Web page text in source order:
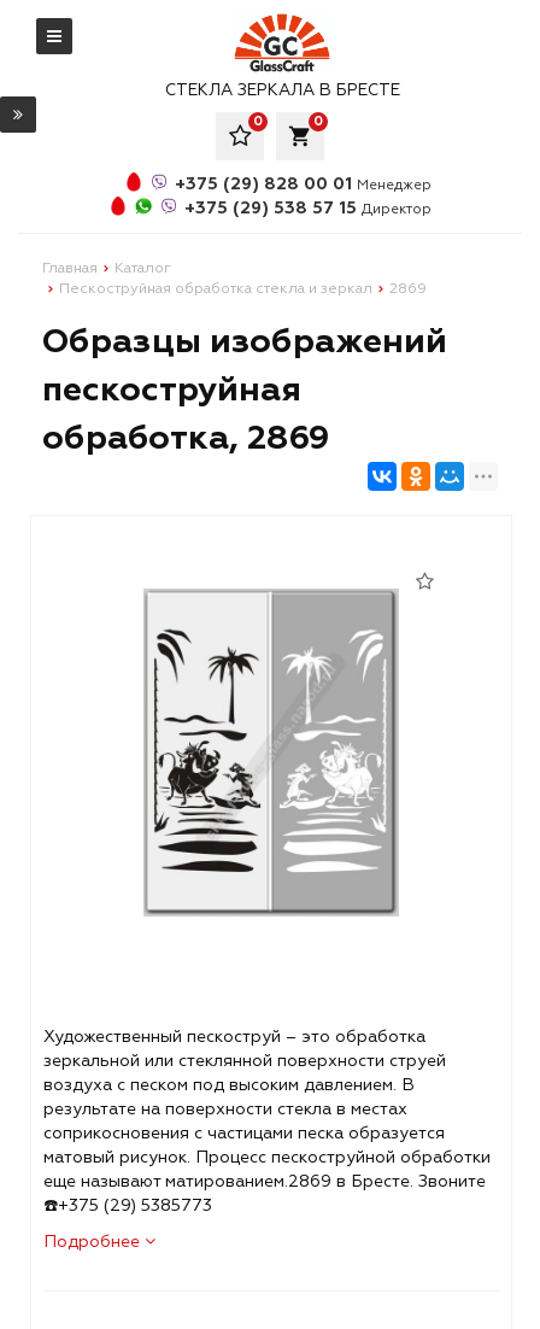
СТЕКЛА ЗЕРКАЛА В БРЕСТЕ
local_grocery_store
0
0
+375 (29) 828 00 01 Менеджер
+375 (29) 538 57 15 Директор
Главная
Каталог
Пескоструйная обработка стекла и зеркал
2869
Образцы изображений
пескоструйная
обработка, 2869
Художественный пескоструй – это обработка
зеркальной или стеклянной поверхности струей
воздуха с песком под высоким давлением. В
результате на поверхности стекла в местах
соприкосновения с частицами песка образуется
матовый рисунок. Процесс пескоструйной обработки
еще называют матированием.2869 в Бресте. Звоните
☎️+375 (29) 5385773
Подробнее